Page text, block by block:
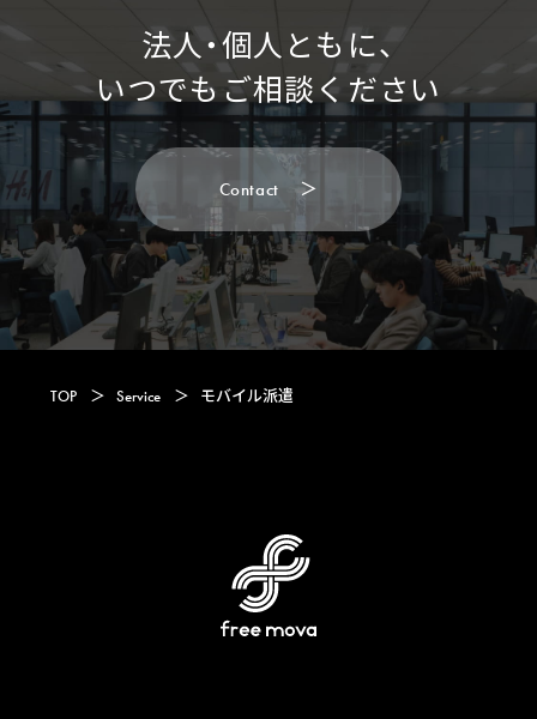
法人・個人ともに、
いつでもご相談ください
Contact
C
＞
TOP ＞ Service ＞ モバイル派遣